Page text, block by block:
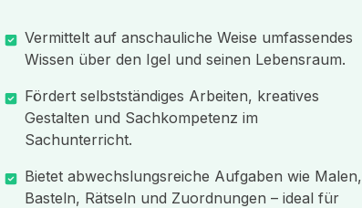
Vermittelt auf anschauliche Weise umfassendes
Wissen über den Igel und seinen Lebensraum.
Fördert selbstständiges Arbeiten, kreatives
Gestalten und Sachkompetenz im
Sachunterricht.
Bietet abwechslungsreiche Aufgaben wie Malen,
Basteln, Rätseln und Zuordnungen – ideal für